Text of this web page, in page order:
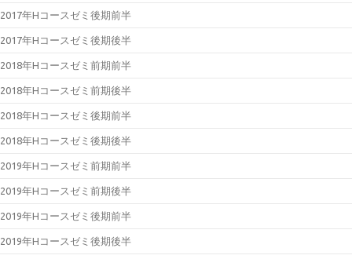
2017年Hコースゼミ後期前半
2017年Hコースゼミ後期後半
2018年Hコースゼミ前期前半
2018年Hコースゼミ前期後半
2018年Hコースゼミ後期前半
2018年Hコースゼミ後期後半
2019年Hコースゼミ前期前半
2019年Hコースゼミ前期後半
2019年Hコースゼミ後期前半
2019年Hコースゼミ後期後半